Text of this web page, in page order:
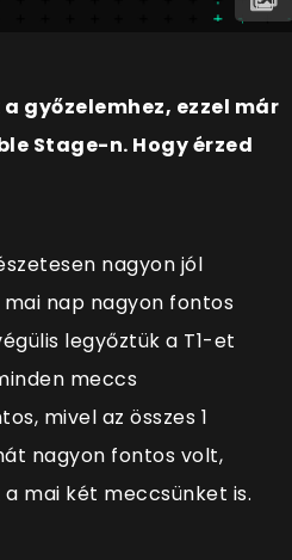
győzelemhez, ezzel már
Stage-n. Hogy érzed
nagyon jól
nap nagyon fontos
legyőztük a T1-et
meccs
mivel az összes 1
nagyon fontos volt,
mai két meccsünket is.